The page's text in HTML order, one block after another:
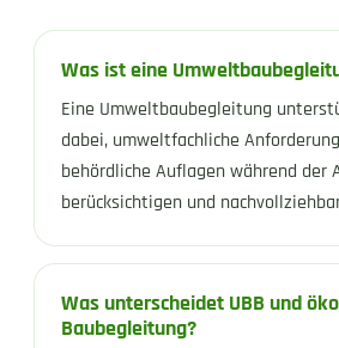
Was ist eine
Eine Umweltbaubegleitung
dabei, umweltfachliche
behördliche Auflagen während der
berücksichtigen und
Was unterscheidet UBB und
Baubegleitung?